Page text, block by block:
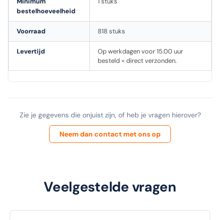
bestelhoeveelheid
Voorraad 818 stuks
Levertijd
Op werkdagen voor 15.00 uur
besteld = direct verzonden.
Zie je gegevens die onjuist zijn, of heb je vragen hierover?
Neem dan contact met ons op
Veelgestelde vragen